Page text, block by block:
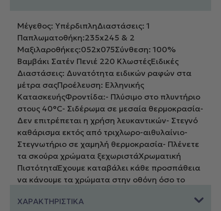
Μέγεθος: ΥπέρδιπληΔιαστάσεις: 1
Παπλωματοθήκη:235x245 & 2
Μαξιλαροθήκες:052x075Σύνθεση: 100%
Βαμβάκι Σατέν Πενιέ 220 ΚλωστέςΕιδικές
Διαστάσεις: Δυνατότητα ειδικών ραφών στα
μέτρα σαςΠροέλευση: Ελληνικής
ΚατασκευήςΦροντίδα:- Πλύσιμο στο πλυντήριο
στους 40°C- Σιδέρωμα σε μεσαία θερμοκρασία-
Δεν επιτρέπεται η χρήση λευκαντικών- Στεγνό
καθάρισμα εκτός από τριχλωρο-αιθυλαίνιο-
Στεγνωτήριο σε χαμηλή θερμοκρασία- Πλένετε
τα σκούρα χρώματα ξεχωριστάΧρωματική
ΠιστότηταΈχουμε καταβάλει κάθε προσπάθεια
να κάνουμε τα χρώματα στην οθόνη όσο το
Δυστυχώς δεν μπορούμε να εγγυηθούμε την
ΧΑΡΑΚΤΗΡΙΣΤΙΚΑ